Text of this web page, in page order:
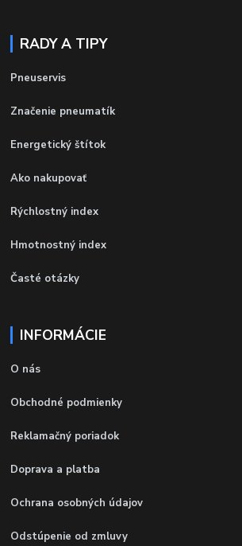
RADY A TIPY
Pneuservis
Značenie pneumatík
Energetický štítok
Ako nakupovať
Rýchlostný index
Hmotnostný index
Časté otázky
INFORMÁCIE
O nás
Obchodné podmienky
Reklamačný poriadok
Doprava a platba
Ochrana osobných údajov
Odstúpenie od zmluvy